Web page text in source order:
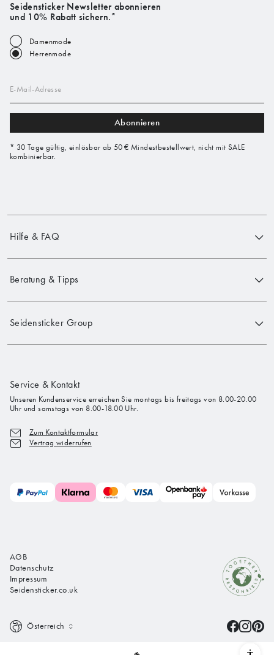
Seidensticker Newsletter abonnieren
und 10% Rabatt sichern.*
Damenmode
Herrenmode
E-Mail-Adresse
Abonnieren
* 30 Tage gültig, einlösbar ab 50 € Mindestbestellwert, nicht mit SALE
kombinierbar.
Hilfe & FAQ
Beratung & Tipps
Seidensticker Group
Service & Kontakt
Unseren Kundenservice erreichen Sie montags bis freitags von 8.00-20.00
Uhr und samstags von 8.00-18.00 Uhr.
Zum Kontaktformular
Vertrag widerrufen
AGB
Datenschutz
Impressum
Seidensticker.co.uk
Österreich